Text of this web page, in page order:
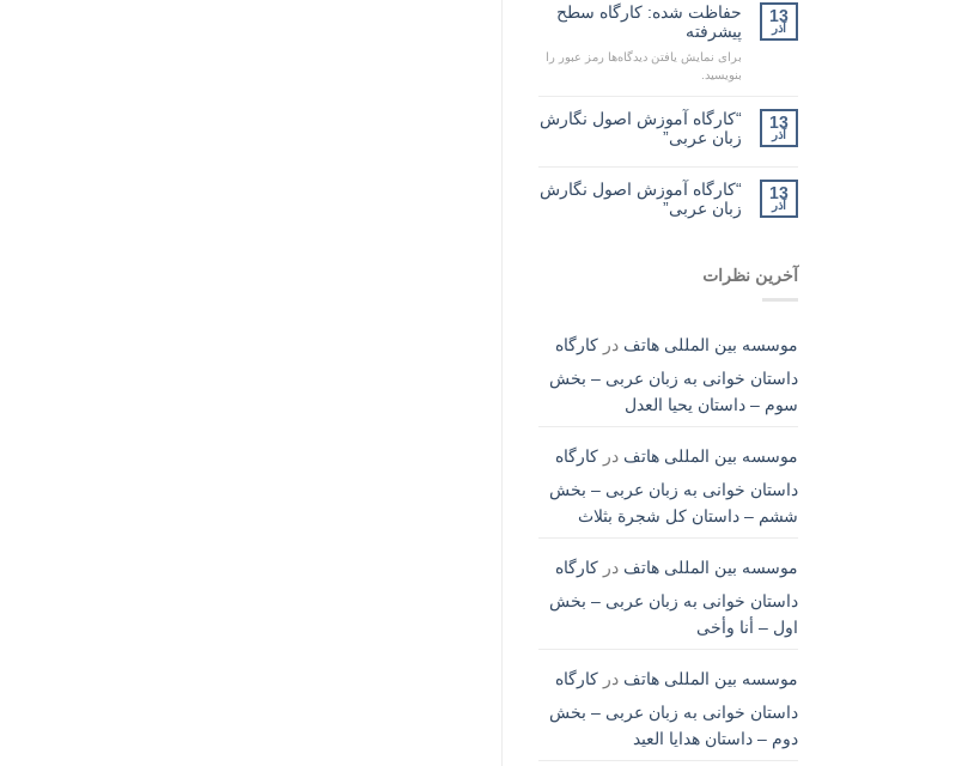
13
آذر
حفاظت شده: کارگاه سطح
پیشرفته
برای نمایش یافتن دیدگاه‌ها رمز عبور را
بنویسید.
13
آذر
“کارگاه آموزش اصول نگارش
زبان عربی”
13
آذر
“کارگاه آموزش اصول نگارش
زبان عربی”
آخرین نظرات
موسسه بین المللی هاتف در کارگاه
داستان خوانی به زبان عربی – بخش
سوم – داستان یحیا العدل
موسسه بین المللی هاتف در کارگاه
داستان خوانی به زبان عربی – بخش
ششم – داستان کل شجرة بثلاث
موسسه بین المللی هاتف در کارگاه
داستان خوانی به زبان عربی – بخش
اول – أنا وأخی
موسسه بین المللی هاتف در کارگاه
داستان خوانی به زبان عربی – بخش
دوم – داستان هدایا العید